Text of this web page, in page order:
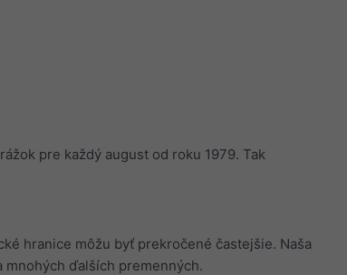
pre každý august od roku 1979. Tak
hranice môžu byť prekročené častejšie. Naša
mnohých ďalších premenných.